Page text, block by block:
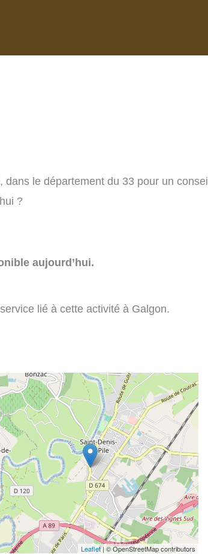
le département du 33 pour un conseil
?
aujourd’hui.
lié à cette activité à Galgon.
Leaflet| © OpenStreetMap contributors